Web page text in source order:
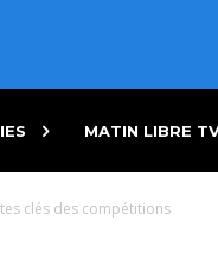
MATIN LIBRE
clés des compétitions